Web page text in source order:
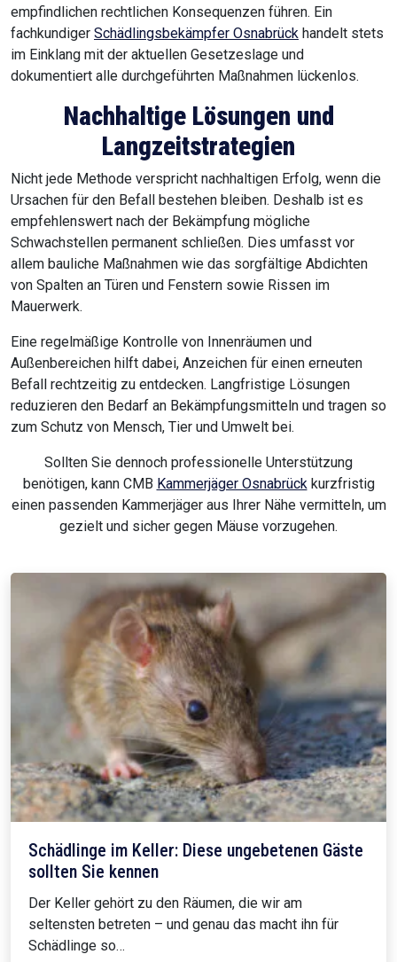
empfindlichen rechtlichen Konsequenzen führen. Ein
fachkundiger Schädlingsbekämpfer Osnabrück handelt stets
im Einklang mit der aktuellen Gesetzeslage und
dokumentiert alle durchgeführten Maßnahmen lückenlos.
Nachhaltige Lösungen und
Langzeitstrategien
Nicht jede Methode verspricht nachhaltigen Erfolg, wenn die
Ursachen für den Befall bestehen bleiben. Deshalb ist es
empfehlenswert nach der Bekämpfung mögliche
Schwachstellen permanent schließen. Dies umfasst vor
allem bauliche Maßnahmen wie das sorgfältige Abdichten
von Spalten an Türen und Fenstern sowie Rissen im
Mauerwerk.
Eine regelmäßige Kontrolle von Innenräumen und
Außenbereichen hilft dabei, Anzeichen für einen erneuten
Befall rechtzeitig zu entdecken. Langfristige Lösungen
reduzieren den Bedarf an Bekämpfungsmitteln und tragen so
zum Schutz von Mensch, Tier und Umwelt bei.
Sollten Sie dennoch professionelle Unterstützung
benötigen, kann CMB Kammerjäger Osnabrück kurzfristig
einen passenden Kammerjäger aus Ihrer Nähe vermitteln, um
gezielt und sicher gegen Mäuse vorzugehen.
Schädlinge im Keller: Diese ungebetenen Gäste
sollten Sie kennen
Der Keller gehört zu den Räumen, die wir am
seltensten betreten – und genau das macht ihn für
Schädlinge so…